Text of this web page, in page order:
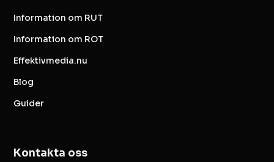
Information om RUT
Information om ROT
Effektivmedia.nu
Blog
Guider
Kontakta oss